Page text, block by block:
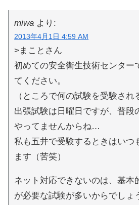
miwa より:
2013年4月1日 4:59 AM
>まことさん
初めての安全衛生技術センター
てください。
（ところで何の試験を受験され
出張試験は日曜日ですが、普段
やってませんからね…
私も五井で受験するときはいつ
ます（苦笑）
ネット対応できないのは、基本
が必要な試験が多いからでしょ